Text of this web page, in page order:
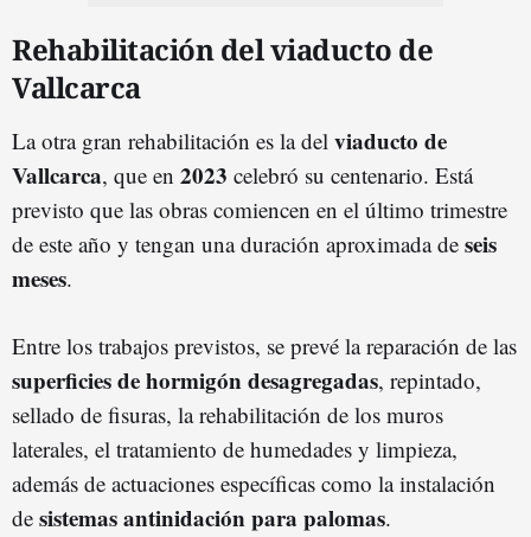
Rehabilitación del viaducto de
Vallcarca
La otra gran rehabilitación es la del viaducto de
Vallcarca, que en 2023 celebró su centenario. Está
previsto que las obras comiencen en el último trimestre
de este año y tengan una duración aproximada de seis
meses.
Entre los trabajos previstos, se prevé la reparación de las
superficies de hormigón desagregadas, repintado,
sellado de fisuras, la rehabilitación de los muros
laterales, el tratamiento de humedades y limpieza,
además de actuaciones específicas como la instalación
de sistemas antinidación para palomas.